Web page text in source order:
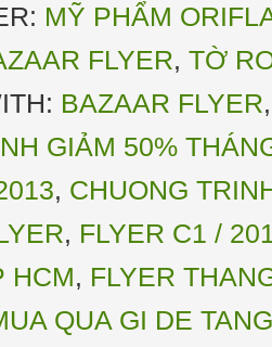
MỸ PHẨM
FLYER, TỜ
BAZAAR FLYER
GIẢM 50%
, CHUONG
, FLYER C1 /
HCM, FLYER
QUA GI DE